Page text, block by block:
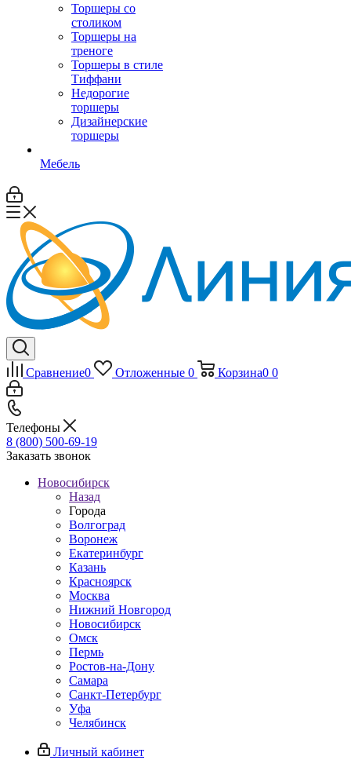
Торшеры со
столиком
Торшеры на
треноге
Торшеры в стиле
Тиффани
Недорогие
торшеры
Дизайнерские
торшеры
Мебель
Сравнение0 Отложенные 0 Корзина0 0
Телефоны
8 (800) 500-69-19
Заказать звонок
Новосибирск
Назад
Города
Волгоград
Воронеж
Екатеринбург
Казань
Красноярск
Москва
Нижний Новгород
Новосибирск
Омск
Пермь
Ростов-на-Дону
Самара
Санкт-Петербург
Уфа
Челябинск
Личный кабинет